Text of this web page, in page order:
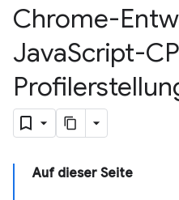
Chrome-
JavaScript-
Auf dieser Seite